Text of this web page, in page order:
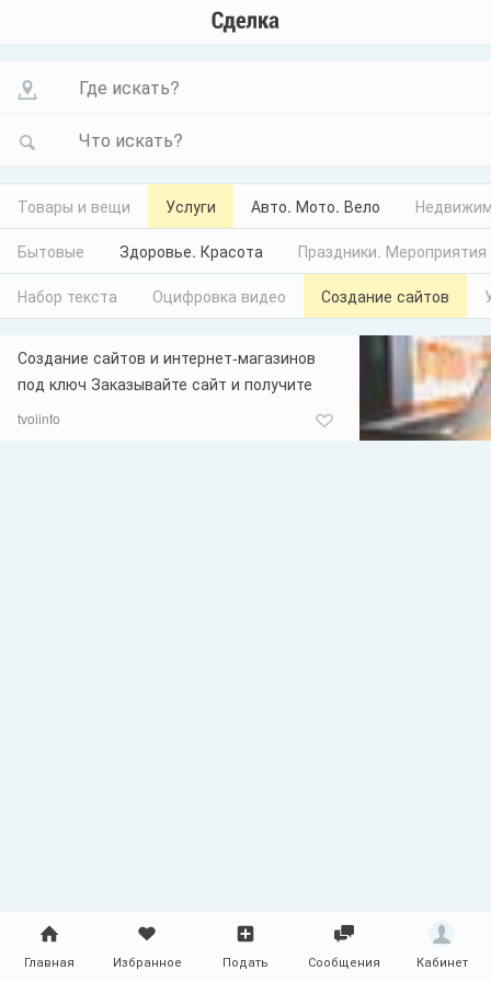
Где искать?
Что искать?
Товары и вещи Услуги Авто. Мото. Вело
Бытовые Здоровье. Красота Праздники. Мероприятия
Набор текста Оцифровка видео Создание сайтов
Создание сайтов и интернет-магазинов
под ключ Заказывайте сайт и получите
продвижение по уникальным ценам!!!
tvoiinfo
Главная Избранное Подать Сообщения Кабинет